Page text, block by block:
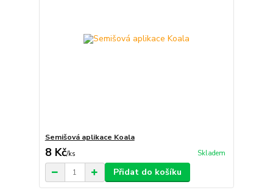
Semišová aplikace Koala
8 Kč/ks Skladem
Přidat do košíku